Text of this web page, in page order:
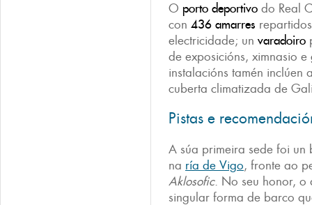
O porto deportivo do Real
con 436 amarres
electricidade; un varadoiro
de exposicións, ximnasio
instalacións tamén
cuberta climatizada de
Pistas e
A súa primeira sede foi
na ría de Vigo, fronte ao
Aklosofic. No seu honor, o
singular forma de barco